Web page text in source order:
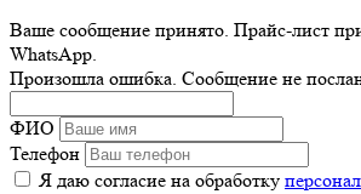
Ваше сообщение принято. Прайс-лист
WhatsApp.
Произошла ошибка. Сообщение не
ФИО
Телефон
Я даю согласие на обработку